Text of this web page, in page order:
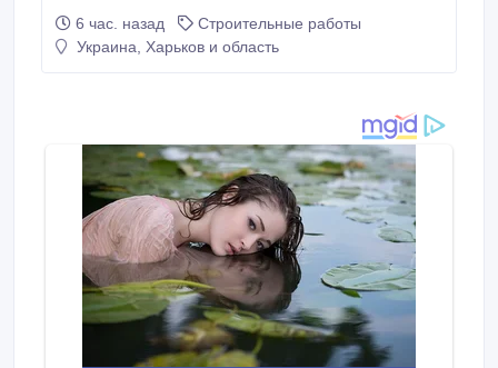
Резка балконных ограждений, перил на любом
этаже. Алмазное сверление отверстий различных
6 час. назад
Строительные работы
Украина, Харьков и область